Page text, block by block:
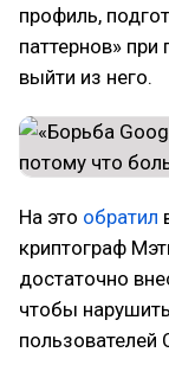
профиль,
паттернов»
выйти из него.
На это обратил
криптограф
достаточно
чтобы
пользователей